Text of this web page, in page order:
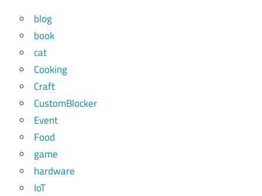
blog
book
cat
Cooking
Craft
CustomBlocker
Event
Food
game
hardware
IoT